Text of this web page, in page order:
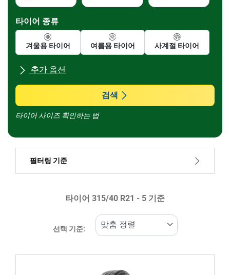
타이어 종류
겨울용 타이어 여름용 타이어 사계절 타이어
추가 옵션
모든 브랜드
런플랫 타이어일 경우, 선택하세요
검색
타이어 사이즈 확인하는 법
필터링 기준
타이어 ‎315/40 R21 - 5 기준
선택 기준: